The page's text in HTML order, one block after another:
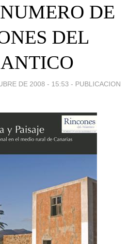
DE
DEL
DE 2008 - 15:53 - PUBLICACION